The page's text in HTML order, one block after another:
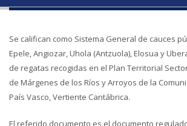
Se califican como Sistema General de cauces
Epele, Angiozar, Uhola (Antzuola), Elosua y
de regatas recogidas en el Plan Territorial
de Márgenes de los Ríos y Arroyos de la
País Vasco, Vertiente Cantábrica.
El referido documento es el documento